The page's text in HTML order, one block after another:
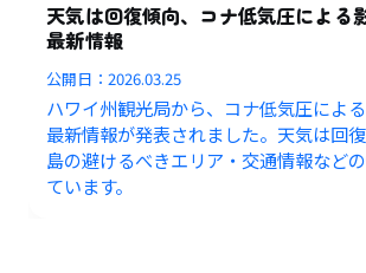
天気は回復傾向、コナ低気圧による
最新情報
公開日：2026.03.25
ハワイ州観光局から、コナ低気圧によ
最新情報が発表されました。天気は回
島の避けるべきエリア・交通情報など
ています。